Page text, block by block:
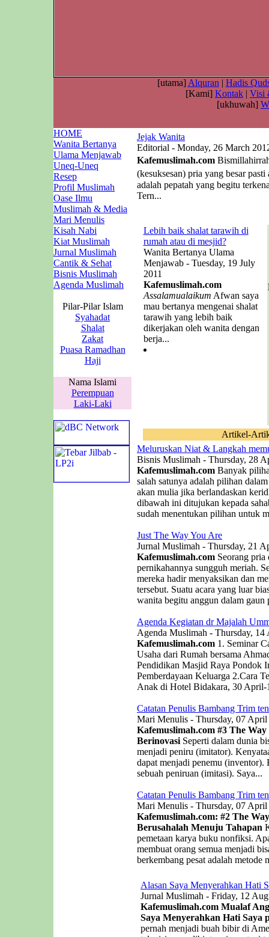
[utama] Alquran | Hadis
[Kami] Kontak | Visi
[ukhuwah]
HOME
Wanita Bertanya
Ulama Menjawab
Uneq-Uneq
Resep
Profil Muslimah
Oase Ilmu
Muslimah & Media
Mari Menulis
Kisah Nabi
Kiat Muslimah
Jurnal Muslimah
Cantik & Sehat
Bisnis Muslimah
Agenda Muslimah
Pilar-Pilar Islam
Syahadat
Shalat
Zakat
Puasa Ramadhan
Haji
Nama Islami
Perempuan
Laki-Laki
Jejak Wanita
Editorial - Monday, 26 March
Kafemuslimah.com
(kesuksesan) pria yang besar
adalah pepatah yang begitu
Tern...
Lebih baik shalat tarawih di
rumah atau di mesjid?
Wanita Bertanya Ulama
Menjawab - Tuesday, 19 July
2011
Kafemuslimah.com
Assalamualaikum Afwan saya
mau bertanya mengenai shalat
tarawih yang lebih baik
dikerjakan oleh wanita dengan
berja...
Artikel-
Meluruskan Niat & Langkah
Bisnis Muslimah - Thursday, 28
Kafemuslimah.com Banyak
salah satunya adalah pilihan
akan mulia jika berlandaskan
dibawah ini ditujukan kepada
sudah menentukan pilihan untuk
Just The Way You Are
Jurnal Muslimah - Thursday, 21
Kafemuslimah.com Seorang pria
pernikahannya sungguh meriah.
mereka hadir menyaksikan dan
tersebut. Suatu acara yang luar
wanita begitu anggun dalam gaun
Agenda Kegiatan dr Majalah
Agenda Muslimah - Thursday, 14
Kafemuslimah.com 1. Seminar
Usaha dari Rumah bersama
Pendidikan Masjid Raya Pondok
Pemberdayaan Keluarga 2.Cara
Anak di Hotel Bidakara, 30
Catatan Penulis Bambang Trim
Mari Menulis - Thursday, 07 April
Kafemuslimah.com #3 The
Berinovasi Seperti dalam dunia
menjadi peniru (imitator).
dapat menjadi penemu
sebuah peniruan (imitasi). Saya...
Catatan Penulis Bambang Trim
Mari Menulis - Thursday, 07 April
Kafemuslimah.com: #2 The
Berusahalah Menuju Tahapan
pemetaan karya buku nonfiksi.
membuat orang semua menjadi
berkembang pesat adalah metode
Alasan Saya Menyerahkan Hati
Jurnal Muslimah - Friday, 12
Kafemuslimah.com Mualaf
Saya Menyerahkan Hati Saya
pernah menjadi buah bibir di